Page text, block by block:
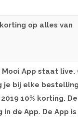
op alles van
App staat live.
je bij elke
10% korting. De
de App. De App is